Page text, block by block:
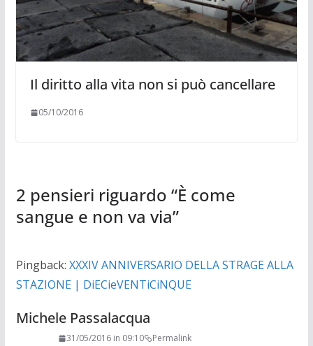
Il diritto alla vita non si può cancellare
05/10/2016
2 pensieri riguardo “È come
sangue e non va via”
Pingback: XXXIV ANNIVERSARIO DELLA STRAGE ALLA
STAZIONE | DiECieVENTiCiNQUE
Michele Passalacqua
31/05/2016 in 09:10 Permalink